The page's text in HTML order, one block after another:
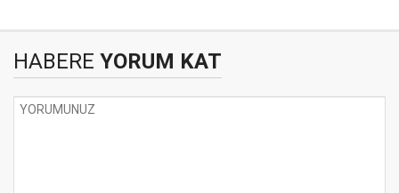
HABERE YORUM KAT